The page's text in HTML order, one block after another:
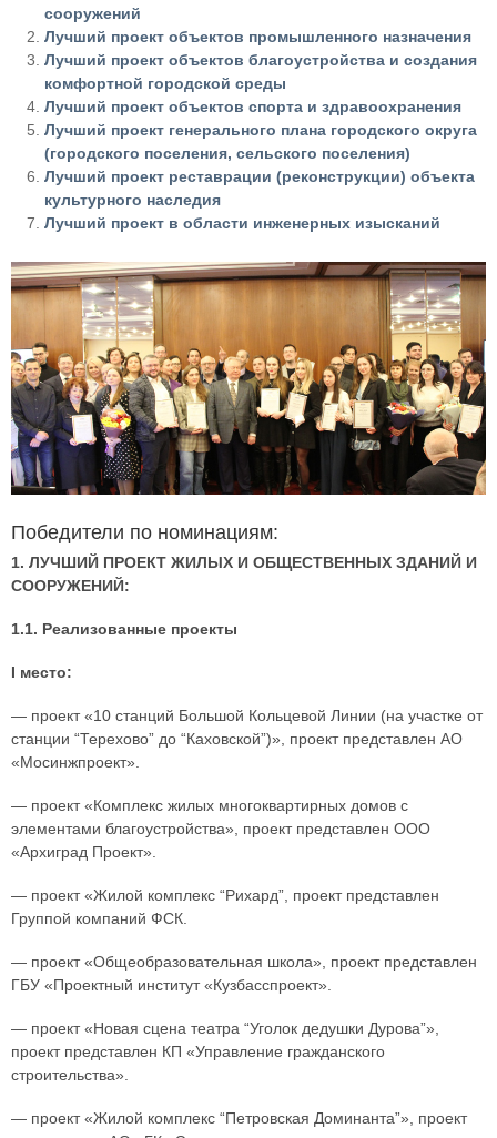
сооружений
Лучший проект объектов промышленного назначения
Лучший проект объектов благоустройства и создания
комфортной городской среды
Лучший проект объектов спорта и здравоохранения
Лучший проект генерального плана городского округа
(городского поселения, сельского поселения)
Лучший проект реставрации (реконструкции) объекта
культурного наследия
Лучший проект в области инженерных изысканий
Победители по номинациям:
1. ЛУЧШИЙ ПРОЕКТ ЖИЛЫХ И ОБЩЕСТВЕННЫХ ЗДАНИЙ И
СООРУЖЕНИЙ:
1.1. Реализованные проекты
I место:
— проект «10 станций Большой Кольцевой Линии (на участке от
станции “Терехово” до “Каховской”)», проект представлен АО
«Мосинжпроект».
— проект «Комплекс жилых многоквартирных домов с
элементами благоустройства», проект представлен ООО
«Архиград Проект».
— проект «Жилой комплекс “Рихард”, проект представлен
Группой компаний ФСК.
— проект «Общеобразовательная школа», проект представлен
ГБУ «Проектный институт «Кузбасспроект».
— проект «Новая сцена театра “Уголок дедушки Дурова”»,
проект представлен КП «Управление гражданского
строительства».
— проект «Жилой комплекс “Петровская Доминанта”», проект